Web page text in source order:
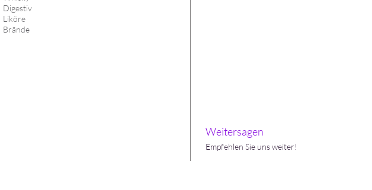
Digestiv
Liköre
Brände
Weitersagen
Empfehlen Sie uns weiter!